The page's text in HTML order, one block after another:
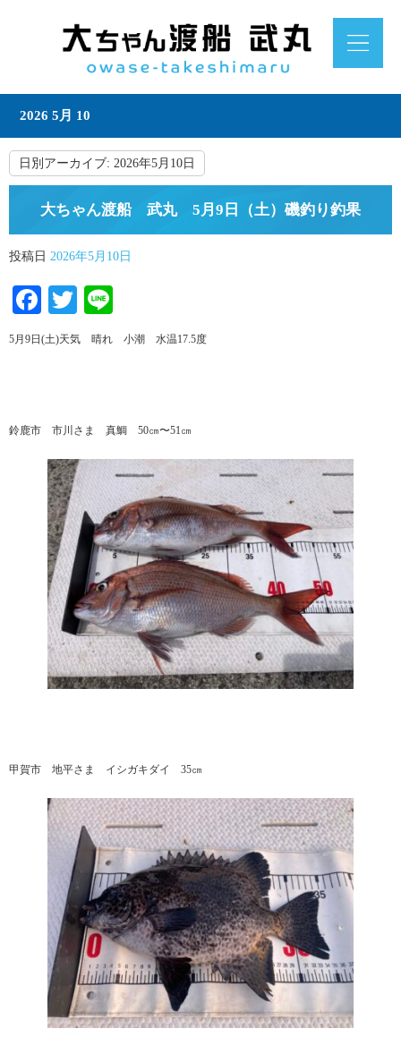
2026 5月 10
日別アーカイブ: 2026年5月10日
大ちゃん渡船 武丸 5月9日（土）磯釣り釣果
投稿日 2026年5月10日
Facebook
Twitter
5月9日(土)天気 晴れ 小潮 水温17.5度
鈴鹿市 市川さま 真鯛 50㎝〜51㎝
甲賀市 地平さま イシガキダイ 35㎝